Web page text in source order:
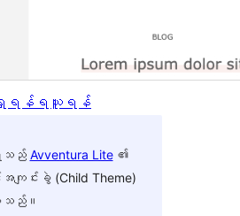
ရန် ရယူရန်
သည် Avventura Lite၏
ကျင်းခွဲ (Child Theme)
သည်။